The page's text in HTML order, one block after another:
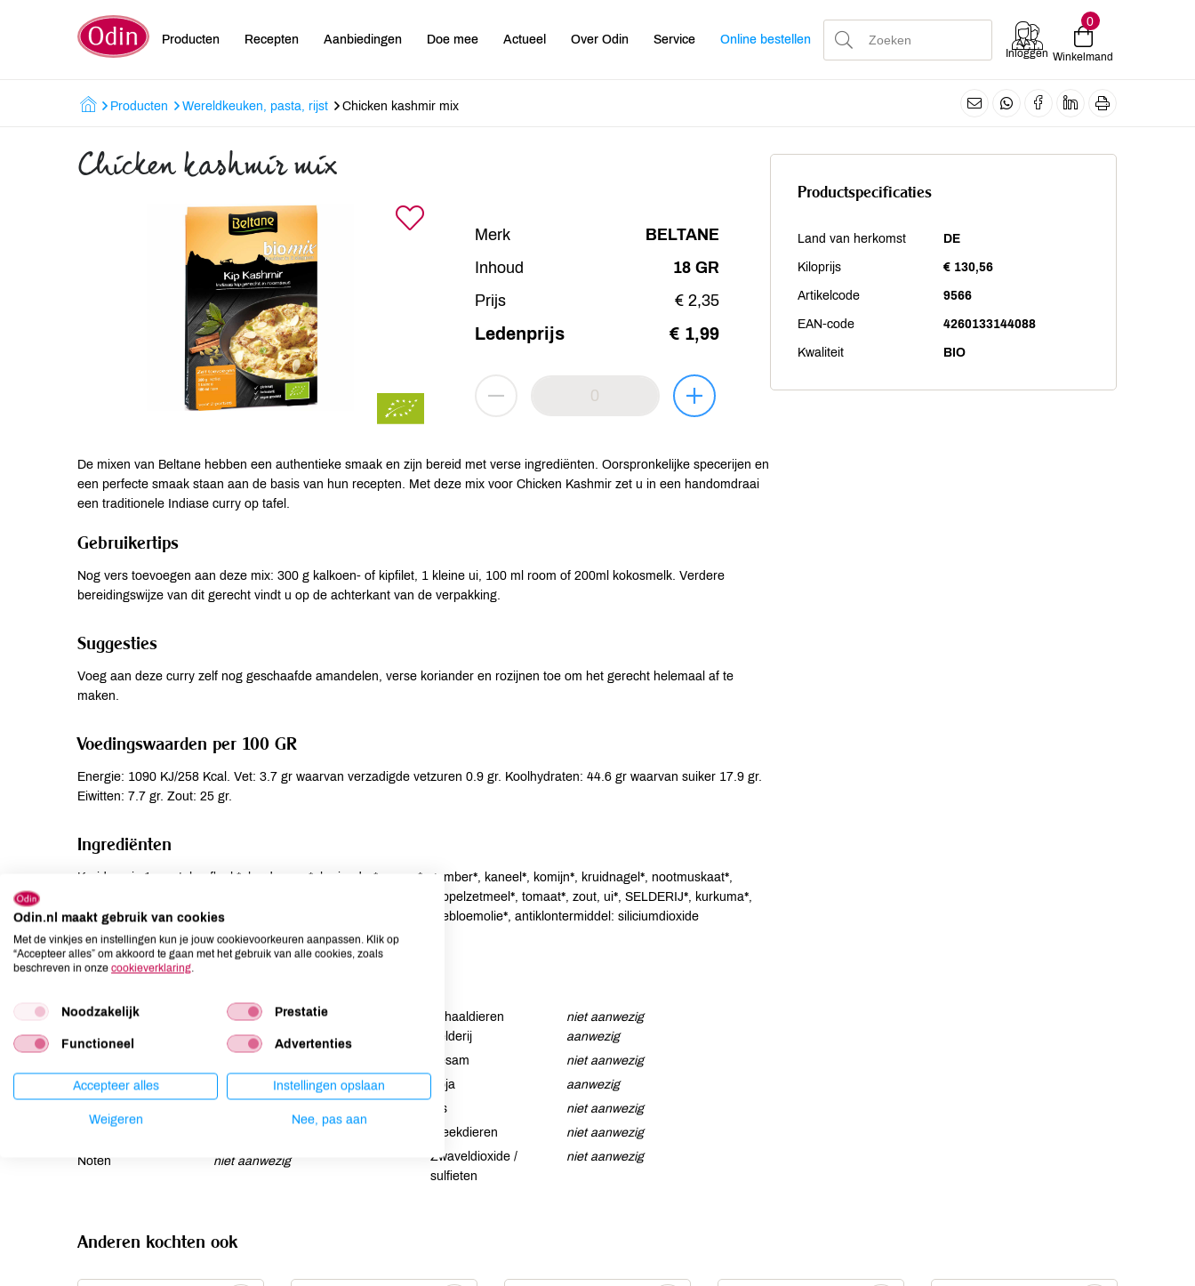
Producten Recepten Aanbiedingen Doe mee Actueel Over Odin Service Online bestellen
Inloggen
0
Winkelmand
Producten Wereldkeuken, pasta, rijst Chicken kashmir mix
Chicken kashmir mix
Merk
BELTANE
Inhoud
18 GR
Prijs
€ 2,35
Ledenprijs € 1,99
De mixen van Beltane hebben een authentieke smaak en zijn bereid met verse ingrediënten. Oorspronkelijke specerijen en
een perfecte smaak staan aan de basis van hun recepten. Met deze mix voor Chicken Kashmir zet u in een handomdraai
een traditionele Indiase curry op tafel.
Gebruikertips
Nog vers toevoegen aan deze mix: 300 g kalkoen- of kipfilet, 1 kleine ui, 100 ml room of 200ml kokosmelk. Verdere
bereidingswijze van dit gerecht vindt u op de achterkant van de verpakking.
Suggesties
Voeg aan deze curry zelf nog geschaafde amandelen, verse koriander en rozijnen toe om het gerecht helemaal af te
maken.
Voedingswaarden per 100 GR
Energie: 1090 KJ/258 Kcal. Vet: 3.7 gr waarvan verzadigde vetzuren 0.9 gr. Koolhydraten: 44.6 gr waarvan suiker 17.9 gr.
Eiwitten: 7.7 gr. Zout: 25 gr.
Ingrediënten
Kruidenmix 1: zout, knoflook*, kardemom*, koriander*, peper*, gember*, kaneel*, komijn*, kruidnagel*, nootmuskaat*,
foelie*, anijs*, laurier*, chilipeper*. Kruidenmix 2: rijstmeel*, aardappelzetmeel*, tomaat*, zout, ui*, SELDERIJ*, kurkuma*,
sojasaus* (SOJABONEN*, maltodextrine*, zout), basilicum*, zonnebloemolie*, antiklontermiddel: siliciumdioxide
(kiezelzuur).
Aardnoten
niet aanwezig
Ei
niet aanwezig
Lactose
niet aanwezig
Lupine
Noten
niet aanwezig
Schaaldieren
niet aanwezig
Selderij
aanwezig
Sesam
niet aanwezig
Soja
aanwezig
Vis
niet aanwezig
Weekdieren
niet aanwezig
Zwaveldioxide /
sulfieten
niet aanwezig
Productspecificaties
Land van herkomst DE
Kiloprijs € 130,56
Artikelcode 9566
EAN-code 4260133144088
Kwaliteit BIO
Anderen kochten ook
Odin.nl maakt gebruik van cookies
Met de vinkjes en instellingen kun je jouw cookievoorkeuren aanpassen. Klik op
“Accepteer alles” om akkoord te gaan met het gebruik van alle cookies, zoals
beschreven in onze cookieverklaring.
Noodzakelijk Prestatie
Functioneel Advertenties
Accepteer alles Instellingen opslaan
Weigeren Nee, pas aan